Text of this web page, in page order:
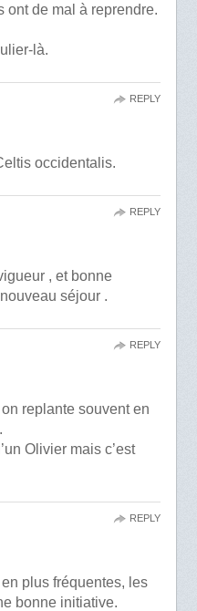
ont de mal à reprendre.
là.
occidentalis.
REPLY
, et bonne
séjour .
REPLY
replante souvent en
Olivier mais c’est
REPLY
plus fréquentes, les
bonne initiative.
REPLY